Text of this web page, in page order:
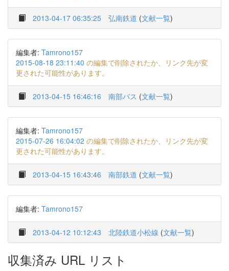
2013-04-17 06:35:25 弘南鉄道 (文献一覧)
編集者: Tamrono157
2015-08-18 23:11:40 の編集で削除されたか、リンク先が変
更された可能性があります。
2013-04-15 16:46:16 南部バス (文献一覧)
編集者: Tamrono157
2015-07-26 16:04:02 の編集で削除されたか、リンク先が変
更された可能性があります。
2013-04-15 16:43:46 南部鉄道 (文献一覧)
編集者: Tamrono157
2013-04-12 10:12:43 北陸鉄道小松線 (文献一覧)
収集済み URL リスト